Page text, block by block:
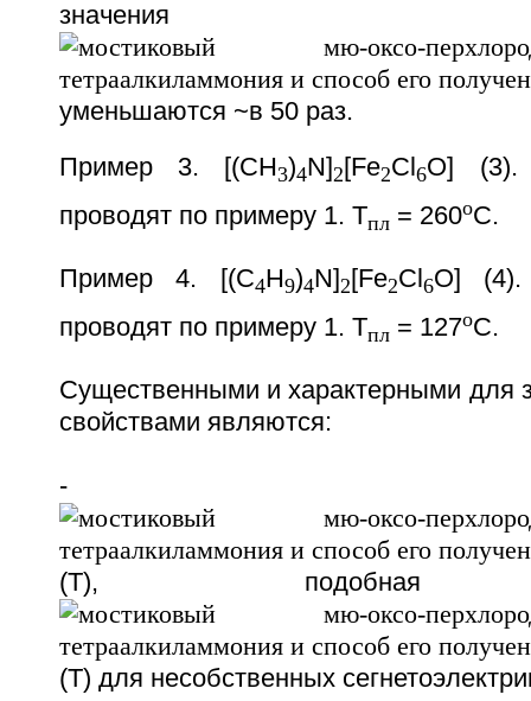
значения
уменьшаются ~в 50 раз.
Пример 3. [(CH 3)4N]2 [Fe2Cl6O] (3).
проводят по примеру 1. Tпл= 260oC.
Пример 4. [(C4H9)4N]2 [Fe2Cl 6O] (4).
проводят по примеру 1. Tпл= 127oC.
Существенными и характерными для
свойствами являются:
-
(T), подобная
(T) для несобственных